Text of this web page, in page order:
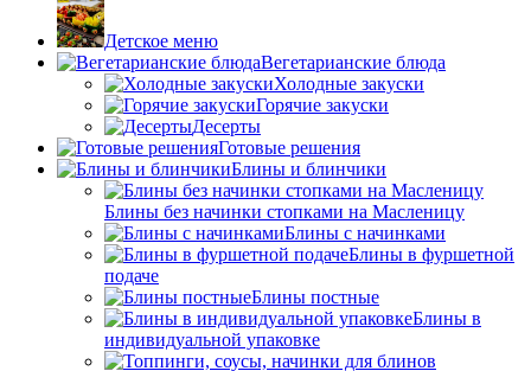
Детское меню
Вегетарианские блюда
Холодные закуски
Горячие закуски
Десерты
Готовые решения
Блины и блинчики
Блины без начинки стопками на Масленицу
Блины с начинками
Блины в фуршетной
подаче
Блины постные
Блины в
индивидуальной упаковке